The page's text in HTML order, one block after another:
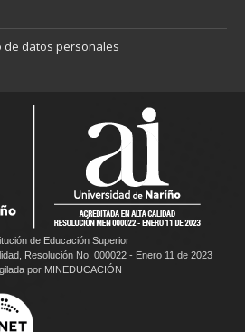
de datos personales
de Educación Superior
Resolución No. 000022 - Enero 11 de 2023
por MINEDUCACIÓN